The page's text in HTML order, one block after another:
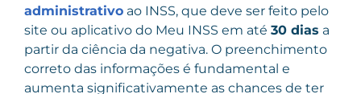
administrativo ao INSS, que deve ser feito pelo
site ou aplicativo do Meu INSS em até 30 dias a
partir da ciência da negativa. O preenchimento
correto das informações é fundamental e
aumenta significativamente as chances de ter